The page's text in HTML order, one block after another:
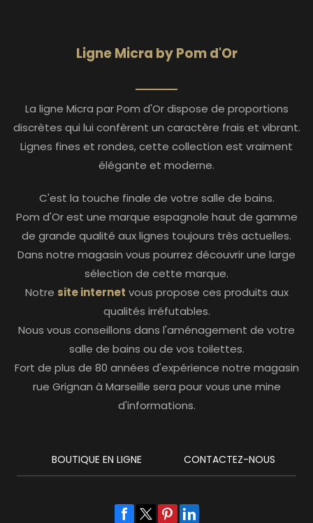
Ligne Micra by Pom d'Or
La ligne Micra par Pom d'Or dispose de proportions
discrètes qui lui confèrent un caractère frais et vibrant.
Lignes fines et rondes, cette collection est vraiment
élégante et moderne.
C'est la touche finale de votre salle de bains.
Pom d'Or est une marque espagnole haut de gamme
de grande qualité aux lignes toujours très actuelles.
Dans notre magasin vous pourrez découvrir une large
sélection de cette marque.
Notre site internet vous propose ces produits aux
qualités irréfutables.
Nous vous conseillons dans l'aménagement de votre
salle de bains ou de vos toilettes.
Fort de plus de 80 années d'expérience notre magasin
rue Grignan à Marseille sera pour vous une mine
d'informations.
BOUTIQUE EN LIGNE CONTACTEZ-NOUS